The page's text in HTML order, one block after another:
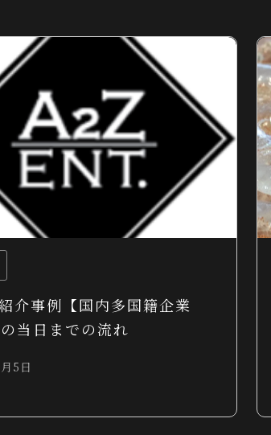
介事例【国内多国籍企業
当日までの流れ
5日